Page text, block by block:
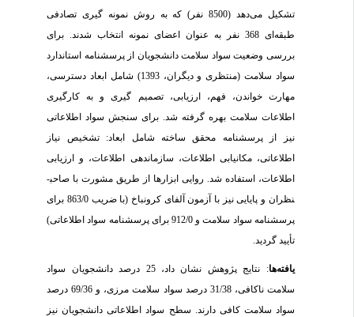
تشکیل می‌دهد (8500 نفر) که به روش نمونه گیری تصادفی
طبقه‌ای 368 نفر به عنوان اعضای نمونه انتخاب شدند. برای
بررسی وضعیت سواد سلامت دانشجویان از پرسشنامه استاندارد
سواد سلامت (منتظری و دیگران، 1393) شامل ابعاد دسترسی،
مهارت خواندن، فهم، ارزیابی، تصمیم گیری و به کارگیری
اطلاعات سلامت بهره گرفته شد. برای سنجش سواد اطلاعاتی
نیز از پرسشنامه محقق ساخته شامل ابعاد: تشخیص نیاز
اطلاعاتی، مکان­یابی اطلاعات، سازماندهی اطلاعات، و ارزیابی
اطلاعات، استفاده شد. روایی ابزار­ها از طریق مشورت با صاحب­
نظران و پایایی نیز با آزمون آلفای کرونباخ (با ضریب 863/0 برای
پرسشنامه سواد سلامت و 912/0 برای پرسشنامه سواد اطلاعاتی)
تأیید گردید.
یافته‌ها
: نتایج پژوهش نشان داد، 25 درصد دانشجویان سواد
سلامت ناکافی، 31/38 درصد سواد سلامت مرزی، و 69/36 درصد
سواد سلامت کافی دارند. سطح سواد اطلاعاتی دانشجویان نیز